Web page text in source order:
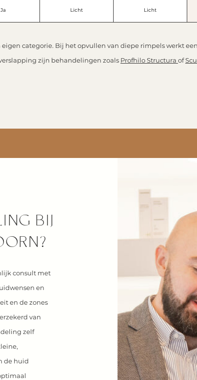
Ja Licht Licht
eigen categorie. Bij het opvullen van diepe rimpels werkt
zijn behandelingen zoals Profhilo Structura of
BIJ
consult met
en
en de zones
van
zelf
de huid